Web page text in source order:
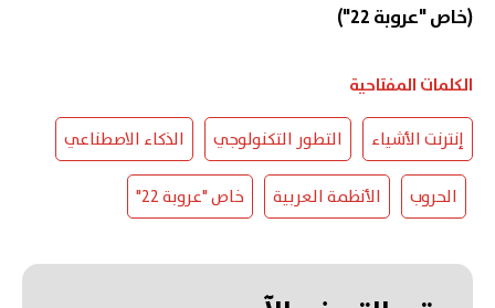
(خاص "عروبة 22")
الكلمات المفتاحية
إنترنت الأشياء التطور التكنولوجي الذكاء الاصطناعي
الحروب الأنظمة العربية خاص "عروبة 22"